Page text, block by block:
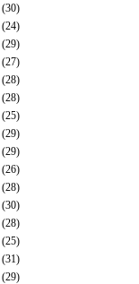
(30)
(24)
(29)
(27)
(28)
(28)
(25)
(29)
(29)
(26)
(28)
(30)
(28)
(25)
(31)
(29)